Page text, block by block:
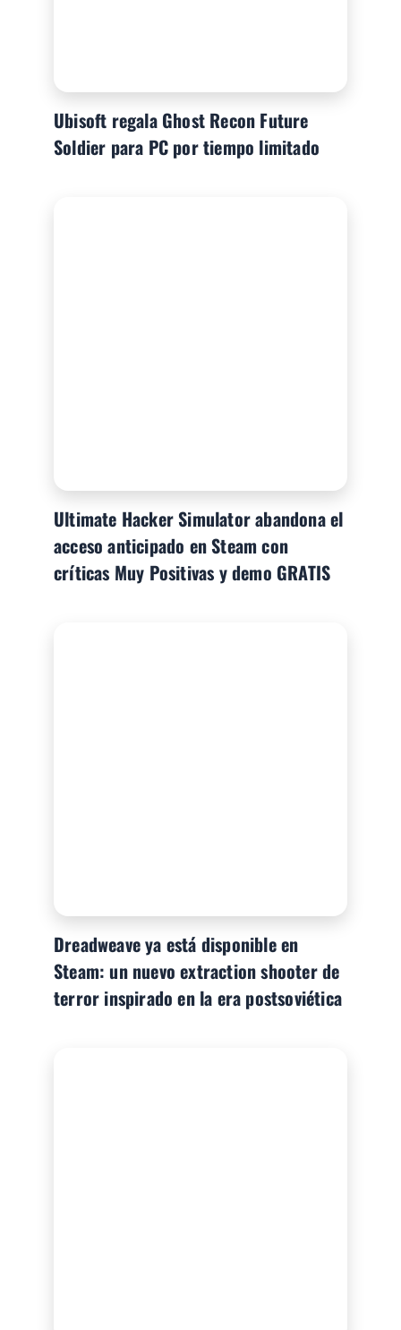
Ubisoft regala Ghost Recon Future
Soldier para PC por tiempo limitado
Ultimate Hacker Simulator abandona el
acceso anticipado en Steam con
críticas Muy Positivas y demo GRATIS
Dreadweave ya está disponible en
Steam: un nuevo extraction shooter de
terror inspirado en la era postsoviética